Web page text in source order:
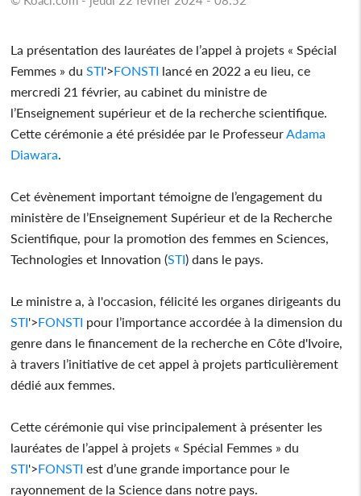
La présentation des lauréates de l’appel à projets « Spécial
Femmes » du STI'>FONSTI lancé en 2022 a eu lieu, ce
mercredi 21 février, au cabinet du ministre de
l’Enseignement supérieur et de la recherche scientifique.
Cette cérémonie a été présidée par le Professeur Adama
Diawara
Cet évènement important témoigne de l’engagement du
ministère de l’Enseignement Supérieur et de la Recherche
Scientifique, pour la promotion des femmes en Sciences,
Technologies et Innovation (STI) dans le pays.
Le ministre a, à l'occasion, félicité les organes dirigeants du
STI'>FONSTI pour l’importance accordée à la dimension du
genre dans le financement de la recherche en Côte d'Ivoire,
à travers l’initiative de cet appel à projets particulièrement
dédié aux femmes.
Cette cérémonie qui vise principalement à présenter les
lauréates de l’appel à projets « Spécial Femmes » du
STI'>FONSTI est d’une grande importance pour le
rayonnement de la Science dans notre pays.